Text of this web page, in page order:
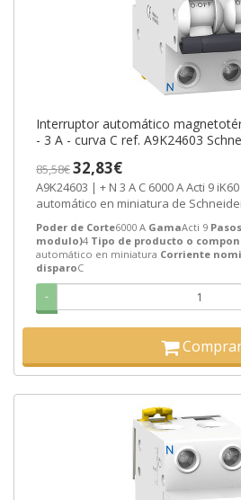
Interruptor automático
- 3 A - curva C ref. A9K24603
85,58€32,83€
A9K24603 | + N 3 A C 6000 A Acti 9 iK60 Acti 9 4 Interruptor
automático en miniatura de
Poder de Corte6000 A GamaActi 9
modulo)4 Tipo de producto o
automático en miniatura Corriente
disparoC
-